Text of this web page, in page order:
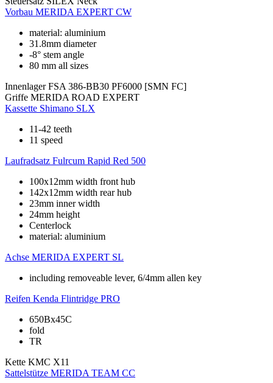
Vorbau MERIDA EXPERT CW
material: aluminium
31.8mm diameter
-8° stem angle
80 mm all sizes
Innenlager FSA 386-BB30 PF6000 [SMN FC]
Griffe MERIDA ROAD EXPERT
Kassette Shimano SLX
11-42 teeth
11 speed
Laufradsatz Fulrcum Rapid Red 500
100x12mm width front hub
142x12mm width rear hub
23mm inner width
24mm height
Centerlock
material: aluminium
Achse MERIDA EXPERT SL
including removeable lever, 6/4mm allen key
Reifen Kenda Flintridge PRO
650Bx45C
fold
TR
Kette KMC X11
Sattelstütze MERIDA TEAM CC